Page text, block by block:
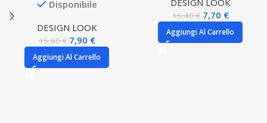
Disponibile
DESIGN LOOK
15,80€ 7,90 €
Aggiungi Al Carrello
15,40€ 7,70 €
Aggiungi Al Carrello